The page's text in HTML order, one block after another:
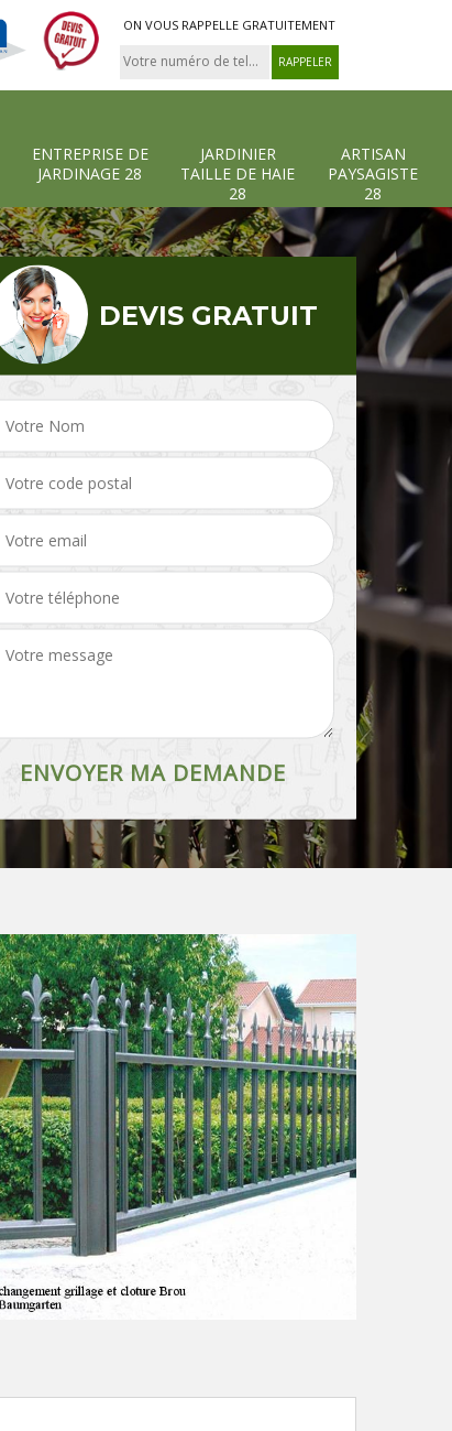
ON VOUS RAPPELLE GRATUITEMENT
ENTREPRISE DE
JARDINAGE 28
JARDINIER
TAILLE DE HAIE
28
ARTISAN
PAYSAGISTE
28
Entreprise abattage Entreprise de
jardinage 28
DEVIS GRATUIT